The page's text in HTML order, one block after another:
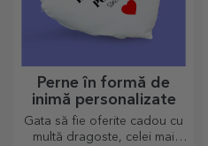
Perne în formă de
inimă personalizate
Gata să fie oferite cadou cu
multă dragoste, celei mai